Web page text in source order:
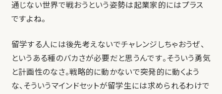
通じない世界で戦おうという姿勢は起業家的にはプラス
ですよね。
留学する人には後先考えないでチャレンジしちゃおうぜ、
というある種のバカさが必要だと思うんです。そういう勇気
と計画性のなさ。戦略的に動かないで突発的に動くよう
な、そういうマインドセットが留学生には求められるわけで